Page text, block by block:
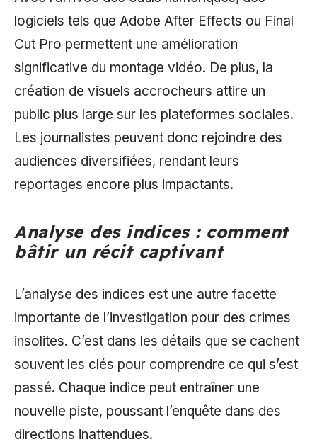
logiciels tels que Adobe After Effects ou Final
Cut Pro permettent une amélioration
significative du montage vidéo. De plus, la
création de visuels accrocheurs attire un
public plus large sur les plateformes sociales.
Les journalistes peuvent donc rejoindre des
audiences diversifiées, rendant leurs
reportages encore plus impactants.
Analyse des indices : comment
bâtir un récit captivant
L’analyse des indices est une autre facette
importante de l’investigation pour des crimes
insolites. C’est dans les détails que se cachent
souvent les clés pour comprendre ce qui s’est
passé. Chaque indice peut entraîner une
nouvelle piste, poussant l’enquête dans des
directions inattendues.